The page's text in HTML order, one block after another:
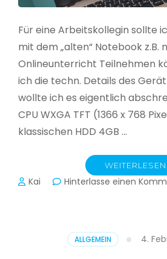
Für eine Arbeitskollegin sollte
mit dem „alten“ Notebook z.B.
Onlineunterricht Teilnehmen
ich die techn. Details des
wollte ich es eigentlich
CPU WXGA TFT (1366 x 768
klassischen HDD 4GB …
WEITERLESEN
Kai Hinterlasse einen
ALLGEMEIN 4.